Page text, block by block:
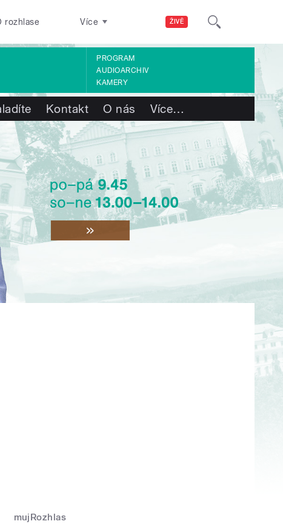
ŽIVĚ
rozhlase Více
PROGRAM
AUDIOARCHIV
KAMERY
Kontakt O nás Více…
mujRozhlas